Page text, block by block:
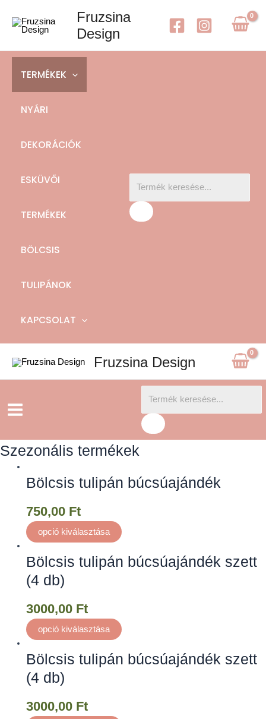
content
Fruzsina
Design
TERMÉKEK
NYÁRI
DEKORÁCIÓK
ESKÜVŐI
TERMÉKEK
BÖLCSIS
TULIPÁNOK
KAPCSOLAT
Fruzsina Design
Menu
Products
search
Szezonális termékek
Bölcsis tulipán búcsúajándék
750,00 Ft
opció kiválasztása
Bölcsis tulipán búcsúajándék szett
(4 db)
3000,00 Ft
opció kiválasztása
Bölcsis tulipán búcsúajándék szett
(4 db)
3000,00 Ft